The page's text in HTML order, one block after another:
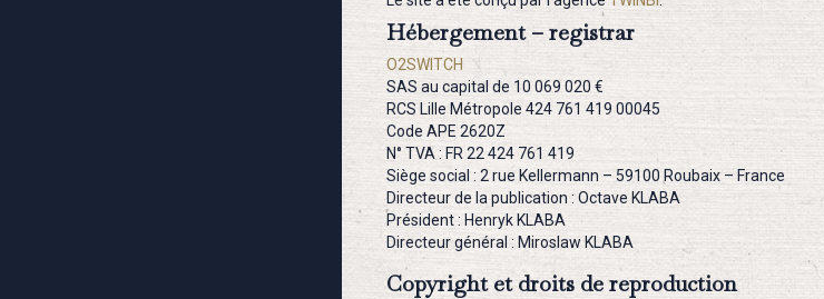
Hébergement – registrar
O2SWITCH
SAS au capital de 10 069 020 €
RCS Lille Métropole 424 761 419 00045
Code APE 2620Z
N° TVA : FR 22 424 761 419
Siège social : 2 rue Kellermann – 59100 Roubaix – France
Directeur de la publication : Octave KLABA
Président : Henryk KLABA
Directeur général : Miroslaw KLABA
Copyright et droits de reproduction